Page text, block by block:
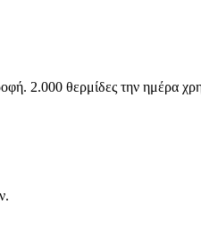
2.000 θερμίδες την ημέρα